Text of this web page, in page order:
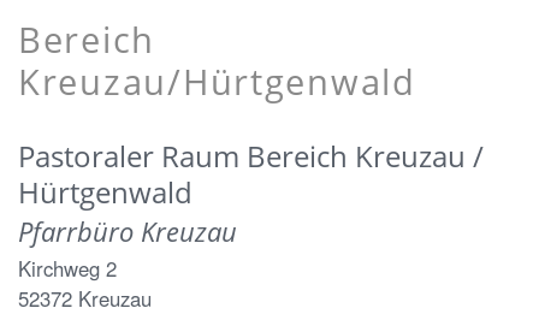
Bereich
Kreuzau/Hürtgenwald
Pastoraler Raum Bereich Kreuzau /
Hürtgenwald
Pfarrbüro Kreuzau
Kirchweg 2
52372 Kreuzau